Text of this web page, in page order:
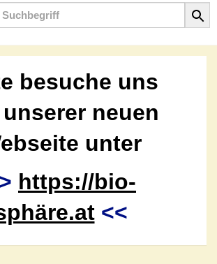
Produkt
besuche uns
neuen
unter
https://bio-
<<